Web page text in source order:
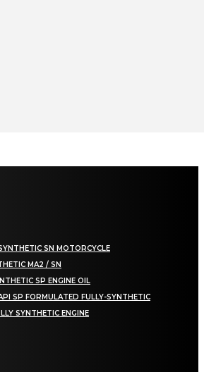
SN MOTORCYCLE
MA2 / SN
SP ENGINE OIL
SP FORMULATED FULLY-SYNTHETIC
SYNTHETIC ENGINE